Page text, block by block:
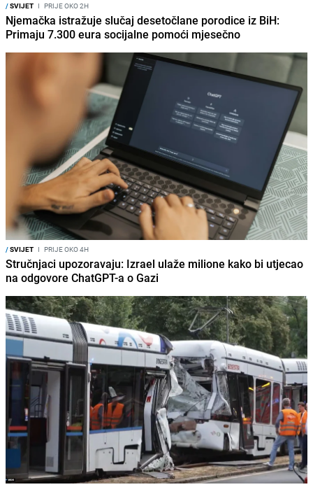
/SVIJET I PRIJE OKO 2H
Njemačka istražuje slučaj desetočlane porodice iz BiH:
Primaju 7.300 eura socijalne pomoći mjesečno
/SVIJET I PRIJE OKO 4H
Stručnjaci upozoravaju: Izrael ulaže milione kako bi utjecao
na odgovore ChatGPT-a o Gazi